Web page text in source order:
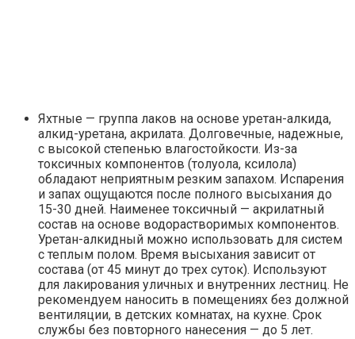
Яхтные — группа лаков на основе уретан-алкида,
алкид-уретана, акрилата. Долговечные, надежные,
с высокой степенью влагостойкости. Из-за
токсичных компонентов (толуола, ксилола)
обладают неприятным резким запахом. Испарения
и запах ощущаются после полного высыхания до
15-30 дней. Наименее токсичный — акрилатный
состав на основе водорастворимых компонентов.
Уретан-алкидный можно использовать для систем
с теплым полом. Время высыхания зависит от
состава (от 45 минут до трех суток). Используют
для лакирования уличных и внутренних лестниц. Не
рекомендуем наносить в помещениях без должной
вентиляции, в детских комнатах, на кухне. Срок
службы без повторного нанесения — до 5 лет.